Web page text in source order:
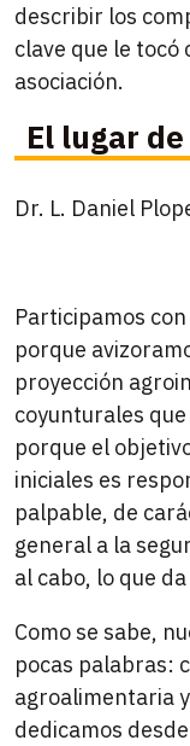
describir los
clave que le tocó
asociación.
El lugar de
Dr. L. Daniel
Participamos
porque
proyección
coyunturales
porque el
iniciales es
palpable, de
general a la
al cabo, lo que
Como se sabe,
pocas palabras:
agroalimentaria
dedicamos